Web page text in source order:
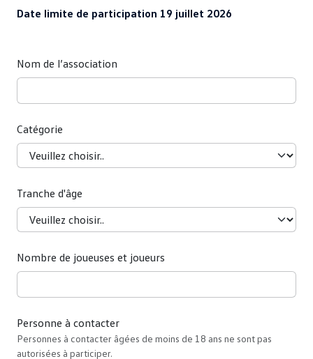
Date limite de participation 19 juillet 2026
Nom de l’association
Catégorie
Tranche d'âge
Nombre de joueuses et joueurs
Personne à contacter
Personnes à contacter âgées de moins de 18 ans ne sont pas
autorisées à participer.